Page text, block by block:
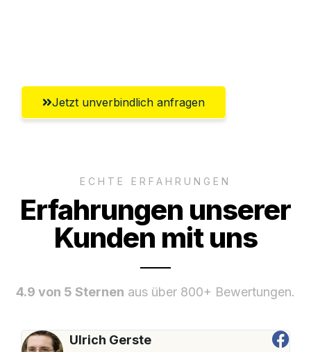
Jetzt unverbindlich anfragen
ECHTE ERFAHRUNGEN
Erfahrungen unserer
Kunden mit uns
4.9 von 5 Sternen aus über 800+ Bewertungen.
Ulrich Gerste